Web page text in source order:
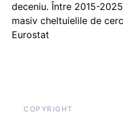
deceniu. Între 2015-
masiv cheltuielile de
Eurostat
COPYRIGHT